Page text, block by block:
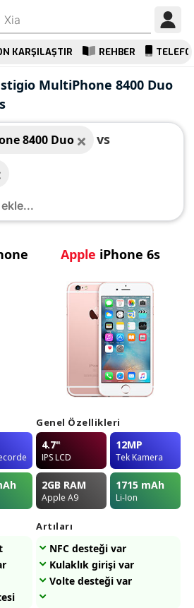
KARŞILAŞTIR REHBER
MultiPhone 8400 Duo
8400 Duo vs
Apple iPhone 6s
Apple iPhone 6s
Genel Özellikleri
4.7"
IPS LCD
12MP
Tek Kamera
2GB RAM
Apple A9
1715 mAh
Li-Ion
Artıları
NFC desteği var
Kulaklık girişi var
Volte desteği var